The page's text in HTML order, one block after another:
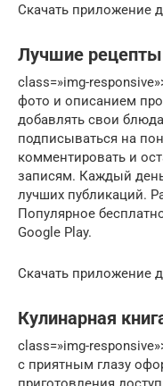
Скачать приложение
Лучшие
class=»img-
фото и описанием
добавлять свои
подписываться на
комментировать и
записям. Каждый
лучших публикаций.
Популярное
Google Play.
Скачать приложение
Кулинарная
class=»img-
с приятным глазу